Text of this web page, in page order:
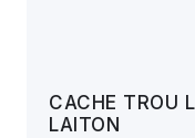
CACHE TROU
LAITON